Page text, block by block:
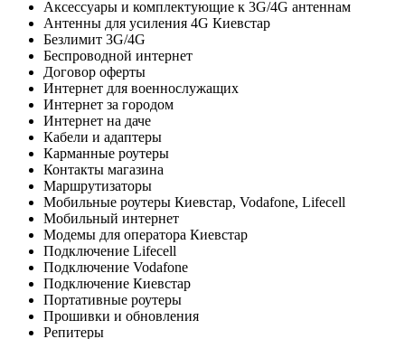
Аксессуары и комплектующие к 3G/4G антеннам
Антенны для усиления 4G Киевстар
Безлимит 3G/4G
Беспроводной интернет
Договор оферты
Интернет для военнослужащих
Интернет за городом
Интернет на даче
Кабели и адаптеры
Карманные роутеры
Контакты магазина
Маршрутизаторы
Мобильные роутеры Киевстар, Vodafone, Lifecell
Мобильный интернет
Модемы для оператора Киевстар
Подключение Lifecell
Подключение Vodafone
Подключение Киевстар
Портативные роутеры
Прошивки и обновления
Репитеры